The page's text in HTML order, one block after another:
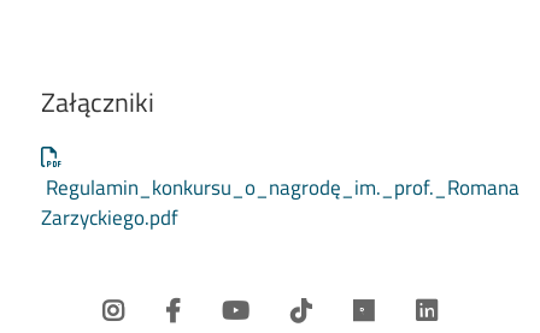
Załączniki
Document
Regulamin_konkursu_o_nagrodę_im._prof._Romana
Zarzyckiego.pdf